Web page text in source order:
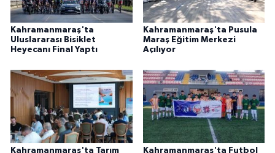
Kahramanmaraş'ta
Uluslararası Bisiklet
Heyecanı Final Yaptı
Kahramanmaraş'ta Pusula
Maraş Eğitim Merkezi
Açılıyor
Kahramanmaraş'ta Tarım
Kahramanmaraş'ta Futbol